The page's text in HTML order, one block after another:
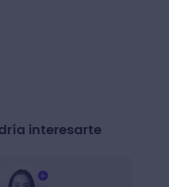
interesarte